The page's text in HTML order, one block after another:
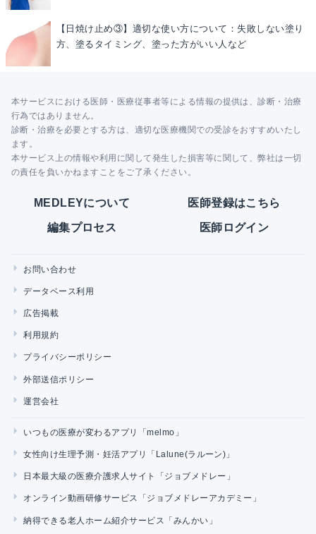
【日焼け止め③】適切な使い方について：失敗しない塗り
方、塗るタイミング、塗った方がいい人など
本サービスにおける医師・医療従事者等による情報の提供は、診断・治療
行為ではありません。
診断・治療を必要とする方は、適切な医療機関での受診をおすすめいたし
ます。
本サービス上の情報や利用に関して発生した損害等に関して、弊社は一切
の責任を負いかねますことをご了承ください。
MEDLEYについて 医師登録はこちら
編集プロセス 医師ログイン
お問い合わせ
データベース利用
広告掲載
利用規約
プライバシーポリシー
外部送信ポリシー
運営会社
いつもの医療が変わるアプリ「melmo」
女性向け生理予測・妊活アプリ「Lalune(ラルーン)」
日本最大級の医療介護求人サイト「ジョブメドレー」
オンライン動画研修サービス「ジョブメドレーアカデミー」
納得できる老人ホーム紹介サービス「みんかい」